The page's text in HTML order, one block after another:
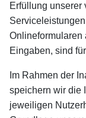
Erfüllung unserer
Onlineformularen
Eingaben, sind
Im Rahmen der
speichern wir die
jeweiligen